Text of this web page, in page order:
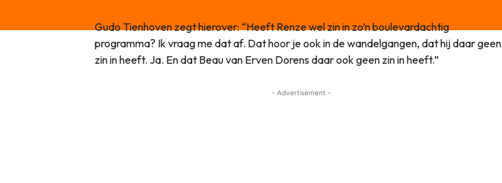
Gudo Tienhoven zegt hierover: “Heeft Renze wel zin in zo’n boulevardachtig
programma? Ik vraag me dat af. Dat hoor je ook in de wandelgangen, dat hij daar geen
zin in heeft. Ja. En dat Beau van Erven Dorens daar ook geen zin in heeft.”
- Advertisement -